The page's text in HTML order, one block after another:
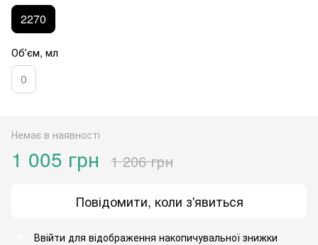
2270
Обʼєм, мл
0
Немає в наявності
1 005 грн 1 206 грн
Повідомити, коли з'явиться
Ввійти для відображення накопичувальної знижки